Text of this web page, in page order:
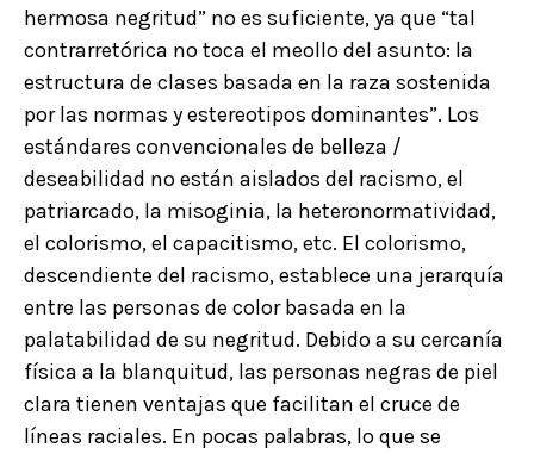
hermosa negritud” no es suficiente, ya que “tal
contrarretórica no toca el meollo del asunto: la
estructura de clases basada en la raza sostenida
por las normas y estereotipos dominantes”. Los
estándares convencionales de belleza /
deseabilidad no están aislados del racismo, el
patriarcado, la misoginia, la heteronormatividad,
el colorismo, el capacitismo, etc. El colorismo,
descendiente del racismo, establece una jerarquía
entre las personas de color basada en la
palatabilidad de su negritud. Debido a su cercanía
física a la blanquitud, las personas negras de piel
clara tienen ventajas que facilitan el cruce de
líneas raciales. En pocas palabras, lo que se